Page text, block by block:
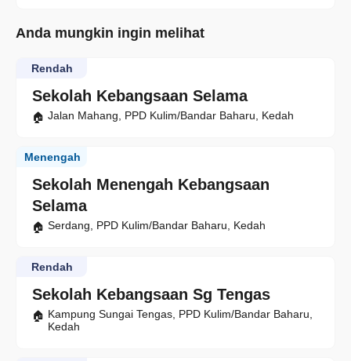
Anda mungkin ingin melihat
Sekolah Kebangsaan Selama
Rendah
Jalan Mahang, PPD Kulim/Bandar Baharu, Kedah
Sekolah Menengah Kebangsaan
Selama
Menengah
Serdang, PPD Kulim/Bandar Baharu, Kedah
Sekolah Kebangsaan Sg Tengas
Rendah
Kampung Sungai Tengas, PPD Kulim/Bandar Baharu,
Kedah